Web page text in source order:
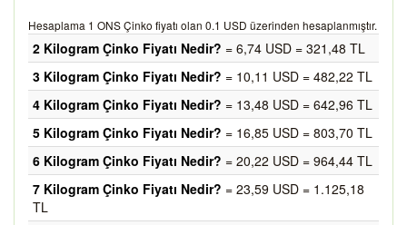
Hesaplama 1 ONS Çinko fiyatı olan 0.1 USD üzerinden hesaplanmıştır.
2 Kilogram Çinko Fiyatı Nedir? = 6,74 USD = 321,48 TL
3 Kilogram Çinko Fiyatı Nedir? = 10,11 USD = 482,22 TL
4 Kilogram Çinko Fiyatı Nedir? = 13,48 USD = 642,96 TL
5 Kilogram Çinko Fiyatı Nedir? = 16,85 USD = 803,70 TL
6 Kilogram Çinko Fiyatı Nedir? = 20,22 USD = 964,44 TL
7 Kilogram Çinko Fiyatı Nedir? = 23,59 USD = 1.125,18
TL